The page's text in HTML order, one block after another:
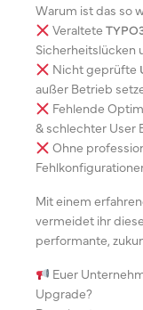
Warum ist das so
Veraltete
Sicherheitslücken
Nicht geprüfte
außer Betrieb
Fehlende
& schlechter User
Ohne
Mit einem
vermeidet ihr
performante,
Euer
Upgrade?